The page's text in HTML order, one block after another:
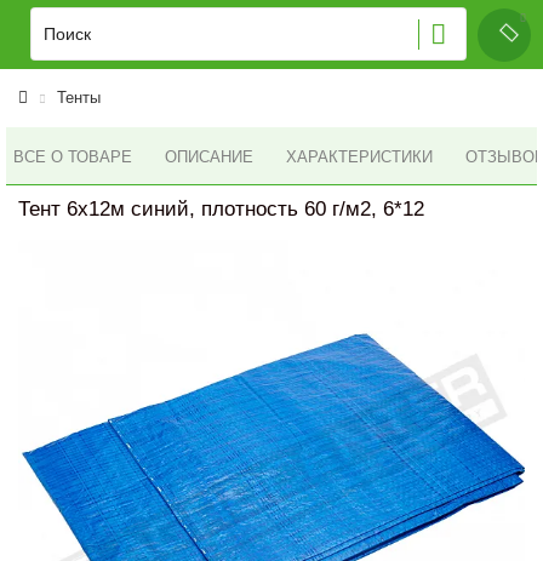
Тенты
ВСЕ О ТОВАРЕ ОПИСАНИЕ ХАРАКТЕРИСТИКИ ОТЗЫВОВ
Тент 6x12м синий, плотность 60 г/м2, 6*12